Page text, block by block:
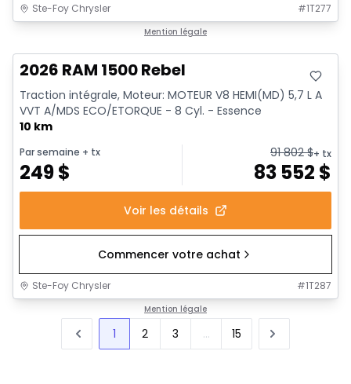
Ste-Foy Chrysler #1T277
Mention légale
2026 RAM 1500 Rebel
Traction intégrale, Moteur: MOTEUR V8 HEMI(MD) 5,7 L A
VVT A/MDS ECO/ETORQUE - 8 Cyl. - Essence
10 km
Par semaine + tx
249$
91 802$+ tx
83 552 $
Voir les détails
Commencer votre achat
Ste-Foy Chrysler #1T287
Mention légale
1 2 3 ... 15